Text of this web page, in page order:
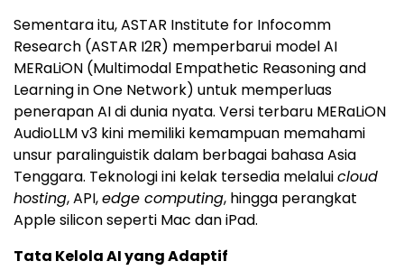
Sementara itu, ASTAR Institute for Infocomm
Research (ASTAR I2R) memperbarui model AI
MERaLiON (Multimodal Empathetic Reasoning and
Learning in One Network) untuk memperluas
penerapan AI di dunia nyata. Versi terbaru MERaLiON
AudioLLM v3 kini memiliki kemampuan memahami
unsur paralinguistik dalam berbagai bahasa Asia
Tenggara. Teknologi ini kelak tersedia melaluicloud
hosting, API,edge computing, hingga perangkat
Apple silicon seperti Mac dan iPad.
Tata Kelola AI yang Adaptif